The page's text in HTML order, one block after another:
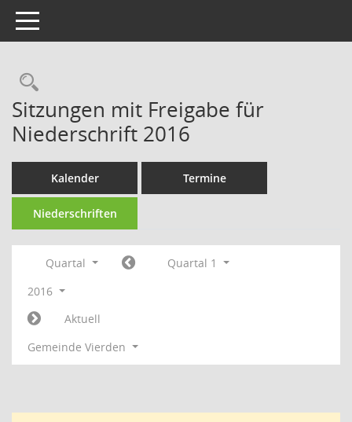
Toggle navigation
Rechercheauswahl
Sitzungen mit Freigabe für
Niederschrift 2016
Kalender Termine
Niederschriften
Quartal
Quartal 1
2016
Aktuell
Gemeinde Vierden